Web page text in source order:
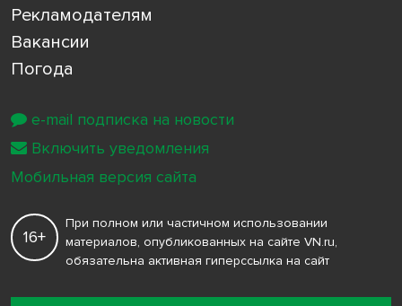
Рекламодателям
Вакансии
Погода
16+
При полном или частичном использовании
материалов, опубликованных на сайте VN.ru,
обязательна активная гиперссылка на сайт
e-mail подписка на новости
Включить уведомления
Мобильная версия сайта